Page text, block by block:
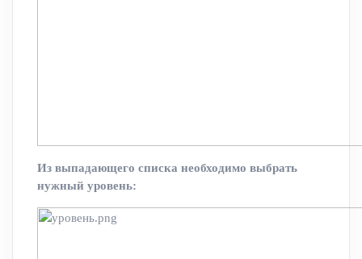
Из выпадающего списка необходимо выбрать
нужный уровень: